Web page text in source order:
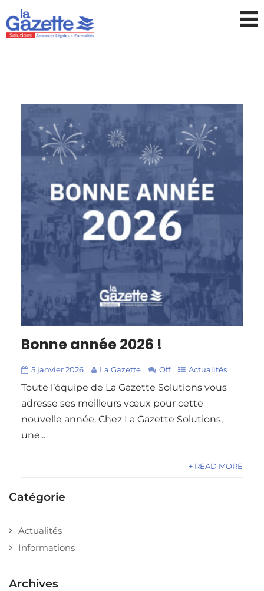
Bonne année 2026 !
5 janvier 2026 La Gazette Off Actualités
Toute l’équipe de La Gazette Solutions vous
adresse ses meilleurs vœux pour cette
nouvelle année. Chez La Gazette Solutions,
une...
+ READ MORE
Catégorie
Actualités
Informations
Archives